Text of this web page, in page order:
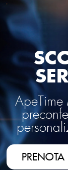
ApeTime